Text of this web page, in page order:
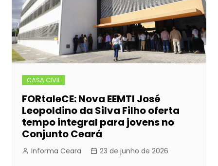
CASA CIVIL
FORtaleCE: Nova EEMTI José
Leopoldino da Silva Filho oferta
tempo integral para jovens no
Conjunto Ceará
Informa Ceara 23 de junho de 2026